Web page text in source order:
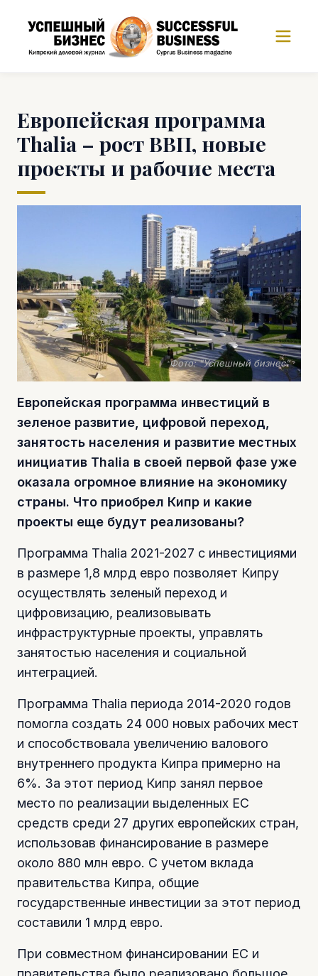
Европейская программа
Thalia – рост ВВП, новые
проекты и рабочие места
Фото: "Успешный бизнес"
Европейская программа инвестиций в
зеленое развитие, цифровой переход,
занятость населения и развитие местных
инициатив Thalia в своей первой фазе уже
оказала огромное влияние на экономику
страны. Что приобрел Кипр и какие
проекты еще будут реализованы?
Программа Thalia 2021-2027 с инвестициями
в размере 1,8 млрд евро позволяет Кипру
осуществлять зеленый переход и
цифровизацию, реализовывать
инфраструктурные проекты, управлять
занятостью населения и социальной
интеграцией.
Программа Thalia периода 2014-2020 годов
помогла создать 24 000 новых рабочих мест
и способствовала увеличению валового
внутреннего продукта Кипра примерно на
6%. За этот период Кипр занял первое
место по реализации выделенных ЕС
средств среди 27 других европейских стран,
использовав финансирование в размере
около 880 млн евро. С учетом вклада
правительства Кипра, общие
государственные инвестиции за этот период
составили 1 млрд евро.
При совместном финансировании ЕС и